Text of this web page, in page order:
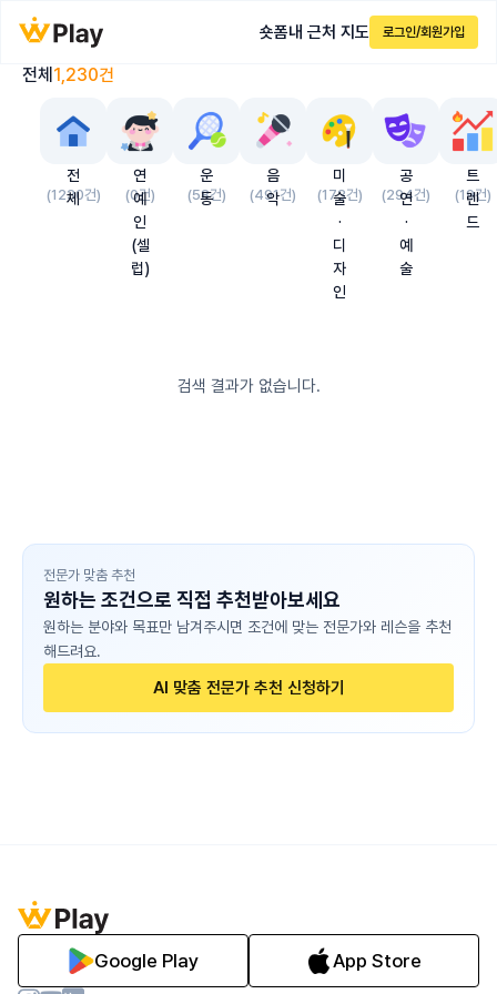
숏폼내 근처 지도 로그인/회원가입
전체 1,230건
전
체
(1230건)
연
예
인
(셀
럽)
(0건)
운
동
(58건)
음
악
(491건)
미
술
·
디
자
인
(173건)
공
연
·
예
술
(294건)
트
렌
드
(19건)
검색 결과가 없습니다.
전문가 맞춤 추천
원하는 조건으로 직접 추천받아보세요
원하는 분야와 목표만 남겨주시면 조건에 맞는 전문가와 레슨을 추천
해드려요.
AI 맞춤 전문가 추천 신청하기
Google Play App Store